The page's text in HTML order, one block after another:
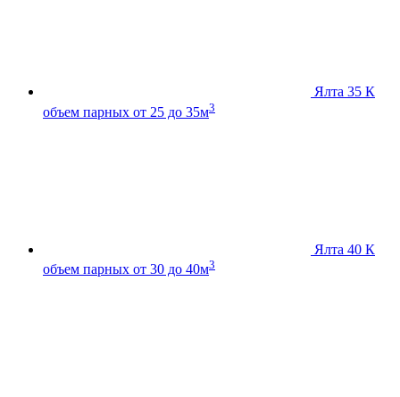
Ялта 35 К
объем парных от 25 до 35м3
Ялта 40 К
объем парных от 30 до 40м3